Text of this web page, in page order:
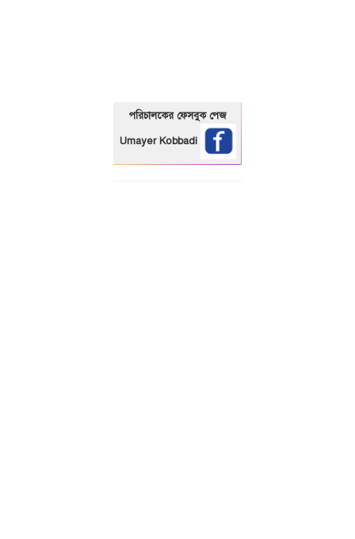
পরিচালকের ফেসবুক পেজ
Umayer Kobbadi